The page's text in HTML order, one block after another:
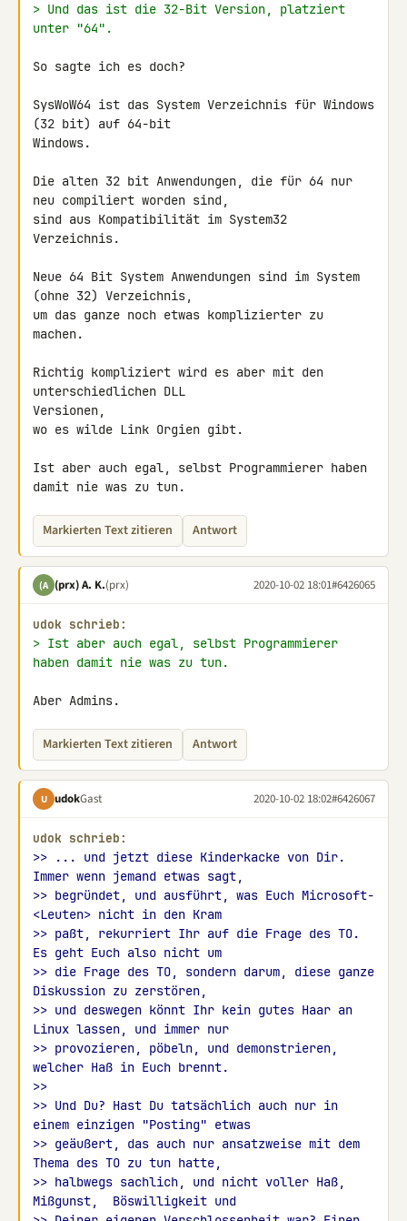
> Und das ist die 32-Bit Version, platziert
unter "64".
So sagte ich es doch?
SysWoW64 ist das System Verzeichnis für Windows
(32 bit) auf 64-bit
Windows.
Die alten 32 bit Anwendungen, die für 64 nur
neu compiliert worden sind,
sind aus Kompatibilität im System32
Verzeichnis.
Neue 64 Bit System Anwendungen sind im System
(ohne 32) Verzeichnis,
um das ganze noch etwas komplizierter zu
machen.
Richtig kompliziert wird es aber mit den
unterschiedlichen DLL
Versionen,
wo es wilde Link Orgien gibt.
Ist aber auch egal, selbst Programmierer haben
damit nie was zu tun.
Markierten Text zitieren Antwort
(A (prx) A. K.(prx) 2020-10-02 18:01#6426065
udok schrieb:
> Ist aber auch egal, selbst Programmierer
haben damit nie was zu tun.
Aber Admins.
Markierten Text zitieren Antwort
U udokGast 2020-10-02 18:02#6426067
udok schrieb:
>> ... und jetzt diese Kinderkacke von Dir.
Immer wenn jemand etwas sagt,
>> begründet, und ausführt, was Euch Microsoft-
<Leuten> nicht in den Kram
>> paßt, rekurriert Ihr auf die Frage des TO.
Es geht Euch also nicht um
>> die Frage des TO, sondern darum, diese ganze
Diskussion zu zerstören,
>> und deswegen könnt Ihr kein gutes Haar an
Linux lassen, und immer nur
>> provozieren, pöbeln, und demonstrieren,
welcher Haß in Euch brennt.
>>
>> Und Du? Hast Du tatsächlich auch nur in
einem einzigen "Posting" etwas
>> geäußert, das auch nur ansatzweise mit dem
Thema des TO zu tun hatte,
>> halbwegs sachlich, und nicht voller Haß,
Mißgunst,  Böswilligkeit und